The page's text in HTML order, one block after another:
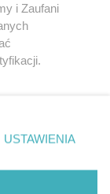
i Zaufani
prywatności
zgody
takiemu
USTAWIENIA